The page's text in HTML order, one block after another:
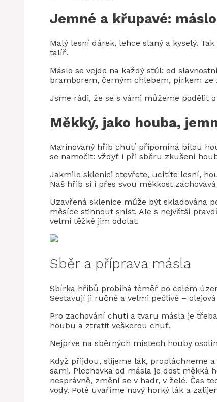
Jemné a křupavé:
Malý lesní dárek, lehce slaný a kyselý.
talíř.
Máslo se vejde na každý stůl: od
bramborem, černým chlebem, pírkem ze
Jsme rádi, že se s vámi můžeme podělit
Měkký, jako houba,
Marinovaný hřib chutí připomíná bílou
se namočit: vždyť i při sběru zkušení
Jakmile sklenici otevřete, ucítíte lesní,
Náš hřib si i přes svou měkkost
Uzavřená sklenice může být skladována
měsíce stihnout sníst. Ale s největší
velmi těžké jim odolat!
Sběr a příprava másla
Sbírka hřibů probíhá téměř po celém
Sestavují ji ručně a velmi pečlivě –
Pro zachování chuti a tvaru másla je
houbu a ztratit veškerou chuť.
Nejprve na sběrných místech houby
Když přijdou, slijeme lák, propláchneme
sami. Plechovka od másla je dost měkká
nesprávně, změní se v hadr, v želé. Čas
vody. Poté uvaříme nový horký lák a